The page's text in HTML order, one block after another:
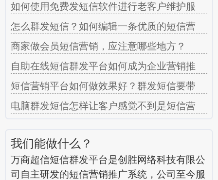
如何使用免费发短信软件进行老客户维护服
怎么群发短信？如何编辑一条优质的短信营
商家做会员短信营销，应注意哪些地方？
自助在线短信群发平台如何成为企业营销推
短信营销平台如何做效果好？群发短信要带
电脑群发短信怎样让客户感觉不到是短信营
我们能做什么？
万商超信短信群发平台是创胜网络科技有限公
司自主研发的短信营销推广系统，公司至今服